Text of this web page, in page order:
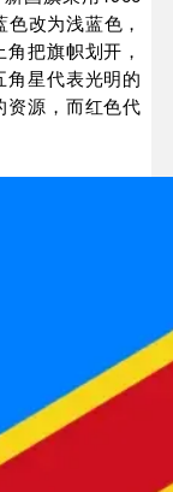
改为浅蓝色，
把旗帜划开，
星代表光明的
资源，而红色代